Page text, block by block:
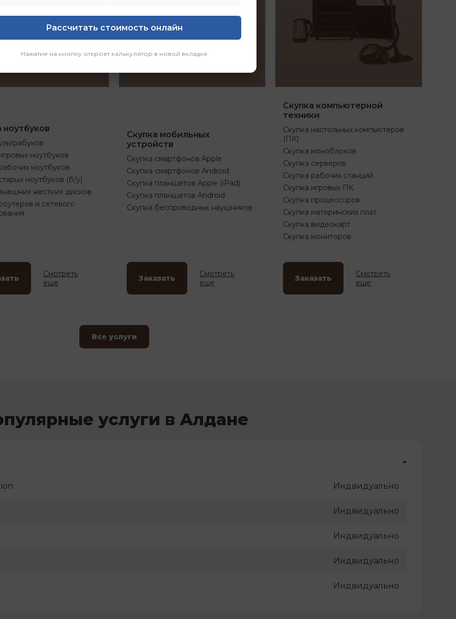
ноутбуков
ноутбуков
ноутбуков
ноутбуков (б/у)
жестких дисков
и сетевого
Смотреть
еще
Скупка мобильных
устройств
Скупка смартфонов Apple
Скупка смартфонов Android
Скупка планшетов Apple (iPad)
Скупка планшетов Android
Скупка беспроводных наушников
Заказать
Смотреть
еще
Скупка компьютерной
техники
Скупка настольных компьютеров
(ПК)
Скупка моноблоков
Скупка серверов
Скупка рабочих станций
Скупка игровых ПК
Скупка процессоров
Скупка материнских плат
Скупка видеокарт
Скупка мониторов
Заказать
Смотреть
еще
Все услуги
услуги в Алдане
-
Индвидуально
Индвидуально
Индвидуально
Индвидуально
Индвидуально
Рассчитать стоимость онлайн
Нажатие на кнопку откроет калькулятор в новой вкладке